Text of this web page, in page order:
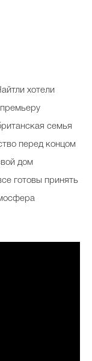
хотели
семья
перед концом
дом
готовы принять